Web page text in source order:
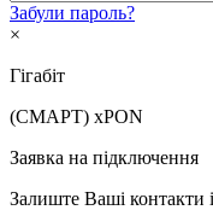
Забули пароль?
×
Гігабіт
(СМАРТ) xPON
Заявка на підключення
Залиште Ваші